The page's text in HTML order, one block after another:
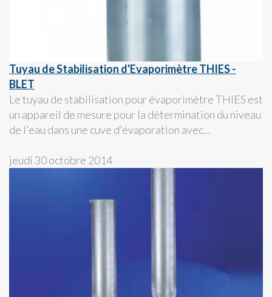
Tuyau de Stabilisation d'Evaporimètre THIES -
BLET
Le tuyau de stabilisation pour évaporimètre THIES est
un appareil de mesure pour la détermination du niveau
de l'eau dans une cuve d'évaporation avec...
jeudi 30 octobre 2014